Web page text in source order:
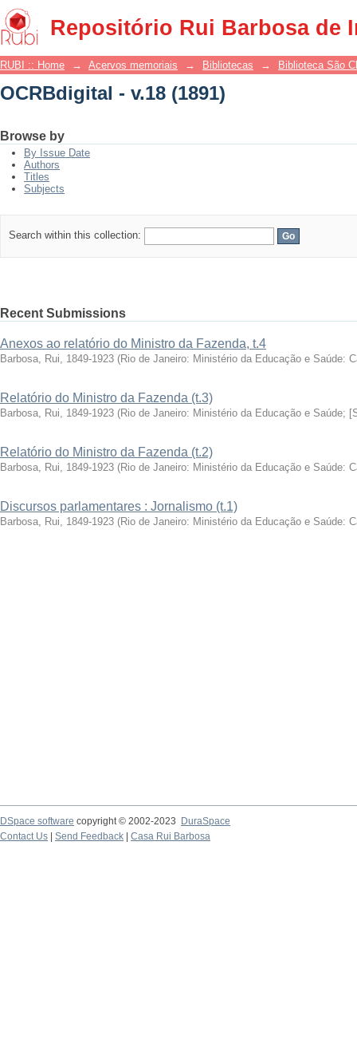
Repositório Rui Barbosa de
OCRBdigital - v.18 (1891)
RUBI :: Home → Acervos memoriais → Bibliotecas → Biblioteca São
OCRBdigital - v.18 (1891)
Browse by
By Issue Date
Authors
Titles
Subjects
Search within this collection:
Recent Submissions
Anexos ao relatório do Ministro da Fazenda, t.4
Barbosa, Rui, 1849-1923 (Rio de Janeiro: Ministério da Educação e Saúde:
Relatório do Ministro da Fazenda (t.3)
Barbosa, Rui, 1849-1923 (Rio de Janeiro: Ministério da Educação e Saúde;
Relatório do Ministro da Fazenda (t.2)
Barbosa, Rui, 1849-1923 (Rio de Janeiro: Ministério da Educação e Saúde:
Discursos parlamentares : Jornalismo (t.1)
Barbosa, Rui, 1849-1923 (Rio de Janeiro: Ministério da Educação e Saúde:
DSpace software copyright © 2002-2023
DuraSpace
Contact Us
Send Feedback Casa Rui Barbosa